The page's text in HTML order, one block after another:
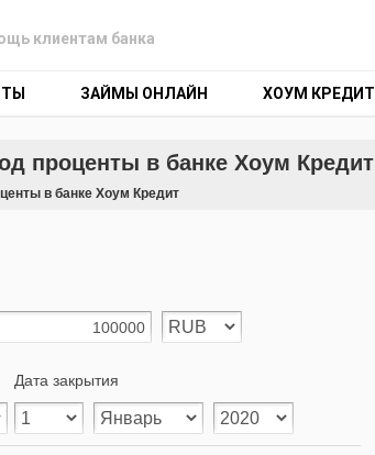
клиентам банка
ЗАЙМЫ ОНЛАЙН ХОУМ КРЕДИТ
проценты в банке Хоум Кредит
в банке Хоум Кредит
Дата закрытия